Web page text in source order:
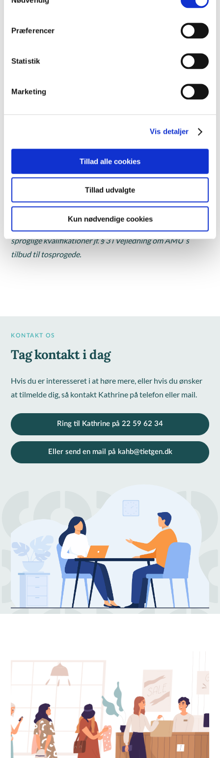
Præferencer
Statistik
Marketing
Vis detaljer
Tillad alle cookies
Tillad udvalgte
Kun nødvendige cookies
48569 Introduktion til det danske arbejdsmarked F/I
5 dage i januar/februar 2027. Pris pr. dag: 218 kr.*
*Prisen er forudsat, at man tilhører AMU-målgruppen.
For at deltage i dette AMU-forløb skal deltagerens
danskkundskaber minimum svare til prøve i Dansk 1 jf. §
25, stk. 3 i AMU-bekendtgørelsen. Inden tilmelding til fag
motivation og erfaring kan kompensere for manglende
sproglige kvalifikationer jf. § 3 i Vejledning om AMU´s
tilbud til tosprogede.
KONTAKT OS
Tag kontakt i dag
Hvis du er interesseret i at høre mere, eller hvis du ønsker
at tilmelde dig, så kontakt Kathrine på telefon eller mail.
Ring til Kathrine på 22 59 62 34
Eller send en mail på kahb@tietgen.dk